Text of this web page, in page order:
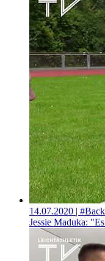
14.07.2020 |
Jessie Maduka: